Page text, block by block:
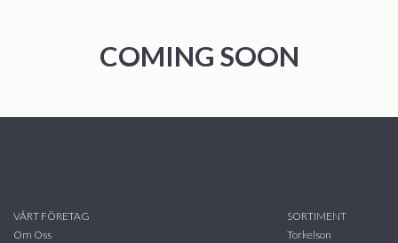
COMING SOON
VÅRT FÖRETAG
Om Oss
SORTIMENT
Torkelson